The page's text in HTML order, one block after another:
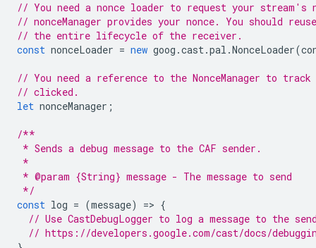
// You need a nonce loader to request your stream's
// nonceManager provides your nonce. You should
// the entire lifecycle of the receiver.
const nonceLoader = new goog .cast.pal .NonceLoader(
// You need a reference to the NonceManager to track
// clicked.
let nonceManager ;
/**
* Sends a debug message to the CAF sender.
*
* @param {String} message - The message to send
*/
const log = (message) => {
// Use CastDebugLogger to log a message to the
// https://developers.google.com/cast/docs/